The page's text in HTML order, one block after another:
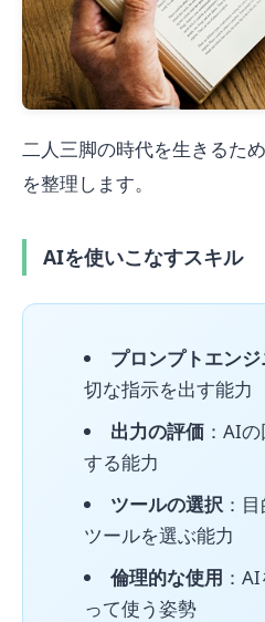
二人三脚の時代を生きるた
を整理します。
AIを使いこなすスキル
プロンプトエン
切な指示を出す能力
出力の評価：AIの
する能力
ツールの選択：
ツールを選ぶ能力
倫理的な使用 ：
って使う姿勢